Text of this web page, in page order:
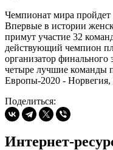
Чемпионат мира
Впервые в истории
примут участие 32
действующий чемпион
организатор финального
четыре лучшие команды
Европы-2020 -
Поделиться:
Интернет-